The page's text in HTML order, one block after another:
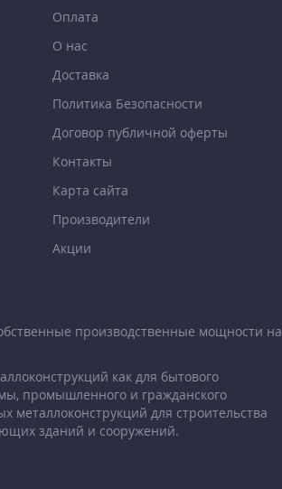
Оплата
О нас
Доставка
Политика Безопасности
Договор публичной оферты
Контакты
Карта сайта
Производители
Акции
производственные мощности на
как для бытового
промышленного и гражданского
металлоконструкций для строительства
зданий и сооружений.